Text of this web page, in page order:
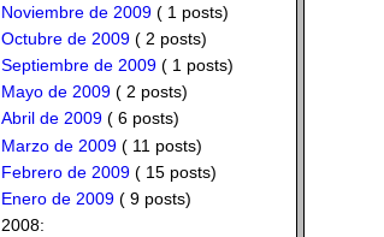
Noviembre de 2009( 1 posts)
Octubre de 2009( 2 posts)
Septiembre de 2009( 1 posts)
Mayo de 2009( 2 posts)
Abril de 2009( 6 posts)
Marzo de 2009( 11 posts)
Febrero de 2009( 15 posts)
Enero de 2009( 9 posts)
2008: